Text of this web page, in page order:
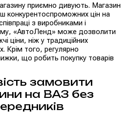
приємно дивують. Магазин
конкурентоспроможних цін на
з виробниками і
«АвтоЛенд» може дозволити
ціни, ніж у традиційних
Крім того, регулярно
що робить покупку товарів
замовити
на ВАЗ без